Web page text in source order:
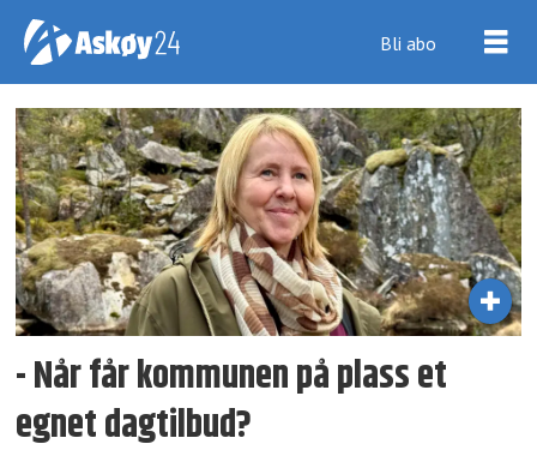
Bli abo
Tag:
uol
- Når får kommunen på plass et
egnet dagtilbud?